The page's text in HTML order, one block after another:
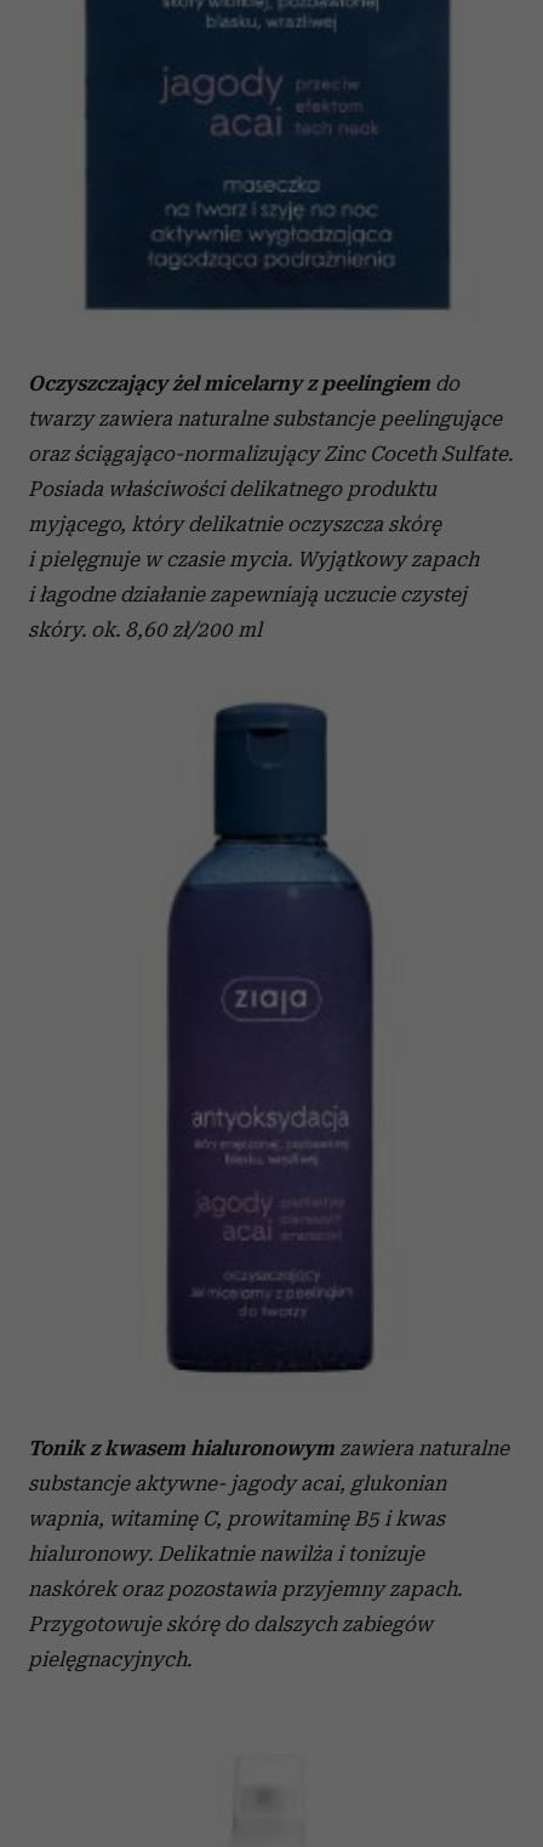
analizować ruch w naszej witrynie. Informacje o tym, jak
społecznościowym, reklamowym i analitycznym.
Partnerzy mogą połączyć te informacje z innymi danymi
otrzymanymi od Ciebie lub uzyskanymi podczas
Oczyszczający żel micelarny z peelingiem do
twarzy zawiera naturalne substancje peelingujące
oraz ściągająco-normalizujący Zinc Coceth Sulfate.
Posiada właściwości delikatnego produktu
myjącego, który delikatnie oczyszcza skórę
i pielęgnuje w czasie mycia. Wyjątkowy zapach
i łagodne działanie zapewniają uczucie czystej
skóry. ok. 8,60 zł/200 ml
Tonik z kwasem hialuronowym zawiera naturalne
substancje aktywne- jagody acai, glukonian
wapnia, witaminę C, prowitaminę B5 i kwas
hialuronowy. Delikatnie nawilża i tonizuje
naskórek oraz pozostawia przyjemny zapach.
Przygotowuje skórę do dalszych zabiegów
pielęgnacyjnych.